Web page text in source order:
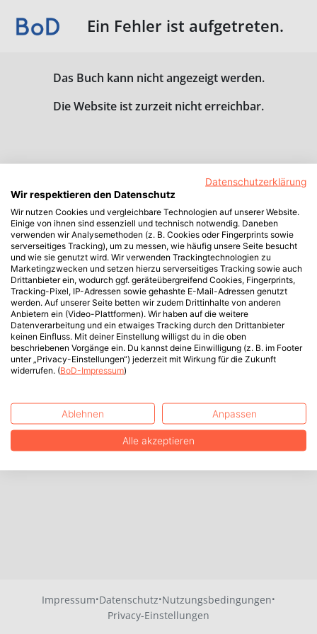
Ein Fehler ist aufgetreten.
Das Buch kann nicht angezeigt werden.
Die Website ist zurzeit nicht erreichbar.
Impressum·Datenschutz·Nutzungsbedingungen·
Privacy-Einstellungen
Datenschutzerklärung
Wir respektieren den Datenschutz
Wir nutzen Cookies und vergleichbare Technologien auf unserer Website.
Einige von ihnen sind essenziell und technisch notwendig. Daneben
verwenden wir Analysemethoden (z. B. Cookies oder Fingerprints sowie
serverseitiges Tracking), um zu messen, wie häufig unsere Seite besucht
und wie sie genutzt wird. Wir verwenden Trackingtechnologien zu
Marketingzwecken und setzen hierzu serverseitiges Tracking sowie auch
Drittanbieter ein, wodurch ggf. geräteübergreifend Cookies, Fingerprints,
Tracking-Pixel, IP-Adressen sowie gehashte E-Mail-Adressen genutzt
werden. Auf unserer Seite betten wir zudem Drittinhalte von anderen
Anbietern ein (Video-Plattformen). Wir haben auf die weitere
Datenverarbeitung und ein etwaiges Tracking durch den Drittanbieter
keinen Einfluss. Mit deiner Einstellung willigst du in die oben
beschriebenen Vorgänge ein. Du kannst deine Einwilligung (z. B. im Footer
unter „Privacy-Einstellungen“) jederzeit mit Wirkung für die Zukunft
widerrufen. (BoD-Impressum)
Ablehnen Anpassen
Alle akzeptieren